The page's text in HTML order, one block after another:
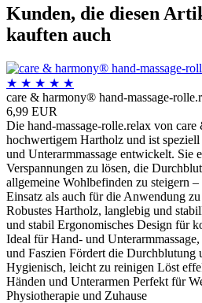
Kunden, die diesen
kauften auch
★ ★ ★ ★ ★
care & harmony® hand-massage-
6,99 EUR
Die hand-massage-rolle.relax von
hochwertigem Hartholz und ist
und Unterarmmassage entwickelt. Sie
Verspannungen zu lösen, die
allgemeine Wohlbefinden zu steigern
Einsatz als auch für die Anwendung
Robustes Hartholz, langlebig und
und stabil Ergonomisches Design für
Ideal für Hand- und
und Faszien Fördert die Durchblutung
Hygienisch, leicht zu reinigen Löst
Händen und Unterarmen Perfekt für
Physiotherapie und Zuhause